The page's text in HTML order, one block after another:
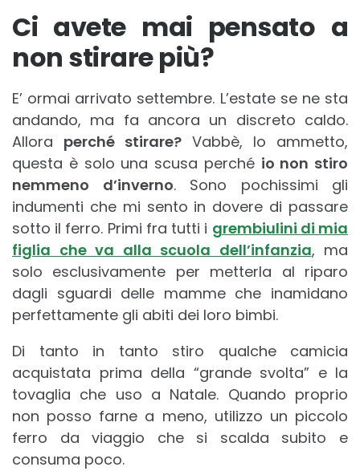
Ci avete mai pensato a
non stirare più?
E’ ormai arrivato settembre. L’estate se ne sta
andando, ma fa ancora un discreto caldo.
Allora perché stirare? Vabbè, lo ammetto,
questa è solo una scusa perché io non stiro
nemmeno d’inverno. Sono pochissimi gli
indumenti che mi sento in dovere di passare
sotto il ferro. Primi fra tutti i grembiulini di mia
figlia che va alla scuola dell’infanzia, ma
solo esclusivamente per metterla al riparo
dagli sguardi delle mamme che inamidano
perfettamente gli abiti dei loro bimbi.
Di tanto in tanto stiro qualche camicia
acquistata prima della “grande svolta” e la
tovaglia che uso a Natale. Quando proprio
non posso farne a meno, utilizzo un piccolo
ferro da viaggio che si scalda subito e
consuma poco.